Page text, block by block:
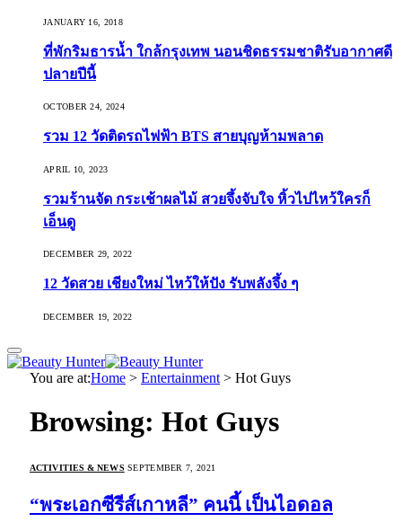
JANUARY 16, 2018
ที่พักริมธารน้ำ ใกล้กรุงเทพ นอนชิดธรรมชาติรับอากาศดี
ปลายปีนี้
OCTOBER 24, 2024
รวม 12 วัดติดรถไฟฟ้า BTS สายบุญห้ามพลาด
APRIL 10, 2023
รวมร้านจัด กระเช้าผลไม้ สวยจึ้งจับใจ หิ้วไปไหว้ใครก็
เอ็นดู
DECEMBER 29, 2022
12 วัดสวย เชียงใหม่ ไหว้ให้ปัง รับพลังจึ้ง ๆ
DECEMBER 19, 2022
You are at:Home > Entertainment > Hot Guys
Browsing: Hot Guys
ACTIVITIES & NEWS SEPTEMBER 7, 2021
“พระเอกซีรีส์เกาหลี” คนนี้ เป็นไอดอล